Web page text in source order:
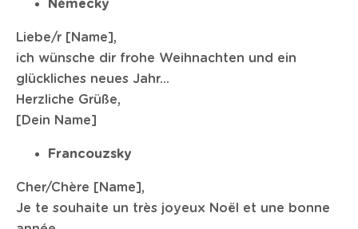
Německy
Liebe/r [Name],
ich wünsche dir frohe Weihnachten und ein
glückliches neues Jahr...
Herzliche Grüße,
[Dein Name]
Francouzsky
Cher/Chère [Name],
Je te souhaite un très joyeux Noël et une bonne